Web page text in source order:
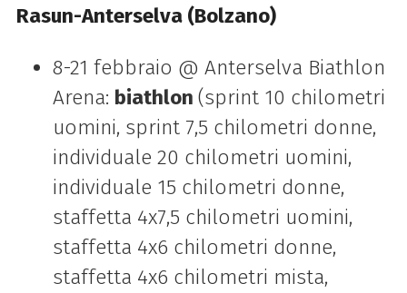
Rasun-Anterselva (Bolzano)
8-21 febbraio @ Anterselva Biathlon
Arena: biathlon (sprint 10 chilometri
uomini, sprint 7,5 chilometri donne,
individuale 20 chilometri uomini,
individuale 15 chilometri donne,
staffetta 4x7,5 chilometri uomini,
staffetta 4x6 chilometri donne,
staffetta 4x6 chilometri mista,